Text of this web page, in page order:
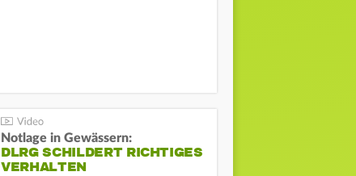
Notlage in Gewässern:
DLRG SCHILDERT RICHTIGES
VERHALTEN